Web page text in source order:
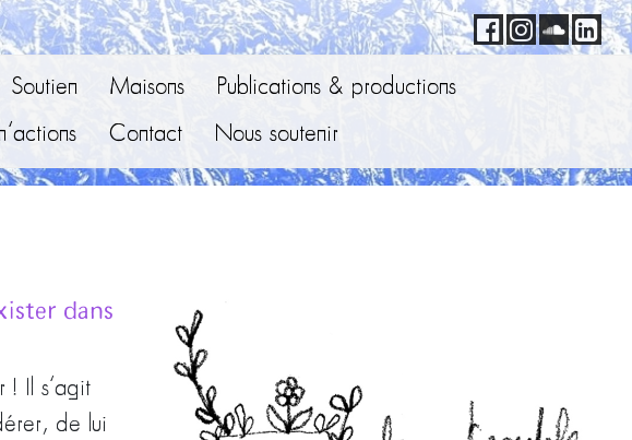
Soutien Maisons
Publications & productions
Contact Nous soutenir
dans
! Il s’agit
de lui